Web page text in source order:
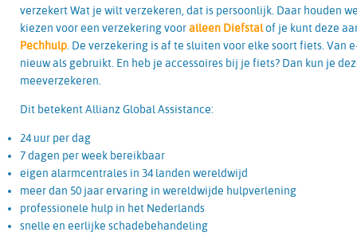
verzekert Wat je wilt verzekeren, dat is persoonlijk. Daar houden
kiezen voor een verzekering vooralleen Diefstalof je kunt deze
Pechhulp . De verzekering is af te sluiten voor elke soort fiets. Van
nieuw als gebruikt. En heb je accessoires bij je fiets? Dan kun je
meeverzekeren.
Dit betekent Allianz Global Assistance:
24 uur per dag
7 dagen per week bereikbaar
eigen alarmcentrales in 34 landen wereldwijd
meer dan 50 jaar ervaring in wereldwijde hulpverlening
professionele hulp in het Nederlands
snelle en eerlijke schadebehandeling